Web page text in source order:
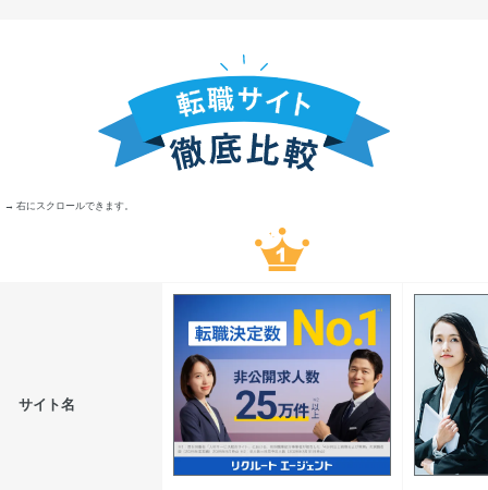
→ 右にスクロールできます。
サイト名